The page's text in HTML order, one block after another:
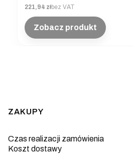
Cena
221,94 złbez VAT
Zobacz produkt
Linki w stopce
ZAKUPY
Czas realizacji zamówienia
Koszt dostawy